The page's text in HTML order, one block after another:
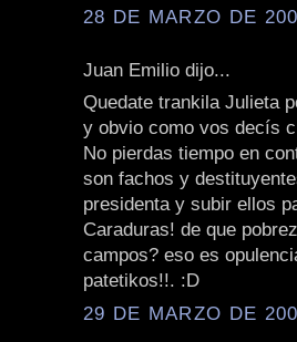
28 DE MARZO DE
Juan Emilio dijo...
Quedate trankila Julieta
y obvio como vos decís
No pierdas tiempo en
son fachos y
presidenta y subir ellos
Caraduras! de que
campos? eso es
patetikos!!. :D
29 DE MARZO DE